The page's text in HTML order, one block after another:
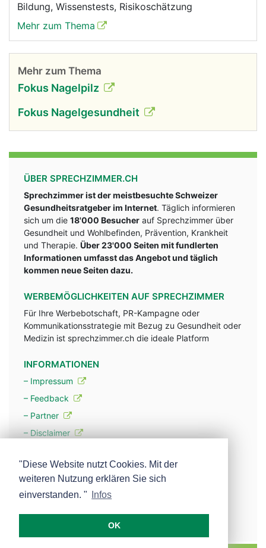
Bildung, Wissenstests, Risikoschätzung
Mehr zum Thema
Mehr zum Thema
Fokus Nagelpilz
Fokus Nagelgesundheit
ÜBER SPRECHZIMMER.CH
Sprechzimmer ist der meistbesuchte Schweizer
Gesundheitsratgeber im Internet. Täglich informieren
sich um die 18'000 Besucher auf Sprechzimmer über
Gesundheit und Wohlbefinden, Prävention, Krankheit
und Therapie. Über 23'000 Seiten mit fundlerten
Informationen umfasst das Angebot und täglich
kommen neue Seiten dazu.
WERBEMÖGLICHKEITEN AUF SPRECHZIMMER
Für Ihre Werbebotschaft, PR-Kampagne oder
Kommunikationsstrategie mit Bezug zu Gesundheit oder
Medizin ist sprechzimmer.ch die ideale Platform
INFORMATIONEN
– Impressum
– Feedback
– Partner
– Disclaimer
– Werbung
– Mehr über unsere Experten
"Diese Website nutzt Cookies. Mit der
weiteren Nutzung erklären Sie sich
einverstanden. "
Infos
OK